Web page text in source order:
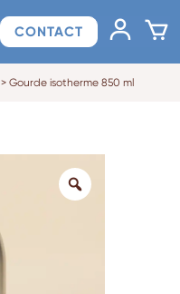
CONTACT
>Gourde isotherme 850 ml